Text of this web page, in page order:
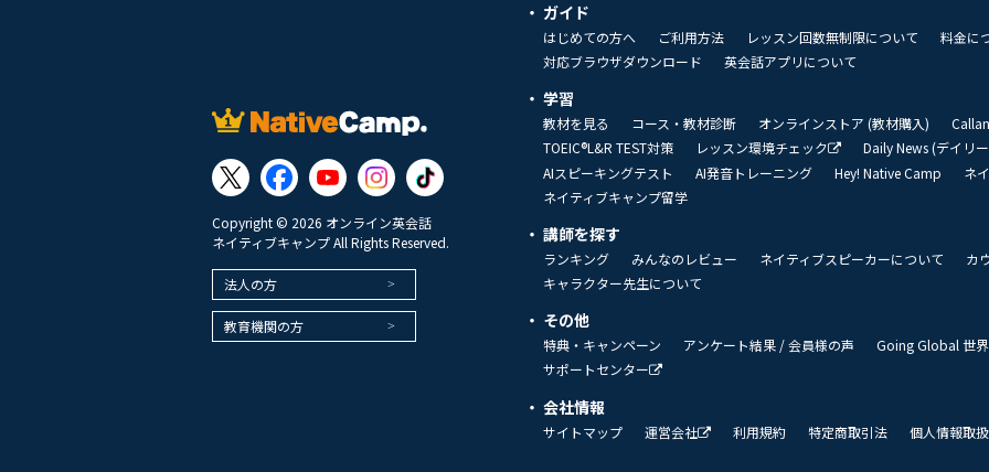
Copyright © 2026 オンライン英会話
ネイティブキャンプ All Rights Reserved.
法人の方
教育機関の方
ガイド
はじめての方へ ご利用方法 レッスン回数無制限について
料金に
対応ブラウザダウンロード
英会話アプリについて
学習
教材を見る コース・教材診断 オンラインストア (教材購入)
TOEIC®L&R TEST対策
レッスン環境チェック
Daily News (デイリ
AIスピーキングテスト
AI発音トレーニング Hey! Native Camp
ネ
ネイティブキャンプ留学
講師を探す
ランキング みんなのレビュー ネイティブスピーカーについて
カ
キャラクター先生について
その他
特典・キャンペーン アンケート結果 / 会員様の声
Going Global 世
サポートセンター
会社情報
サイトマップ 運営会社 利用規約 特定商取引法 個人情報取